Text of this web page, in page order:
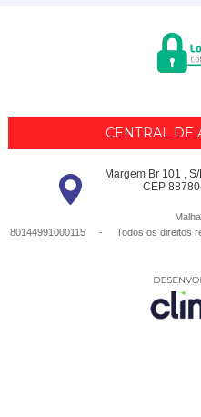
CENTRAL DE
Margem Br 101 ,
CEP
80144991000115 - Todos os direitos